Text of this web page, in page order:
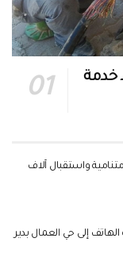
خدمة
واستقبال آلاف
خدمة الهاتف إلى حي العمال بدير